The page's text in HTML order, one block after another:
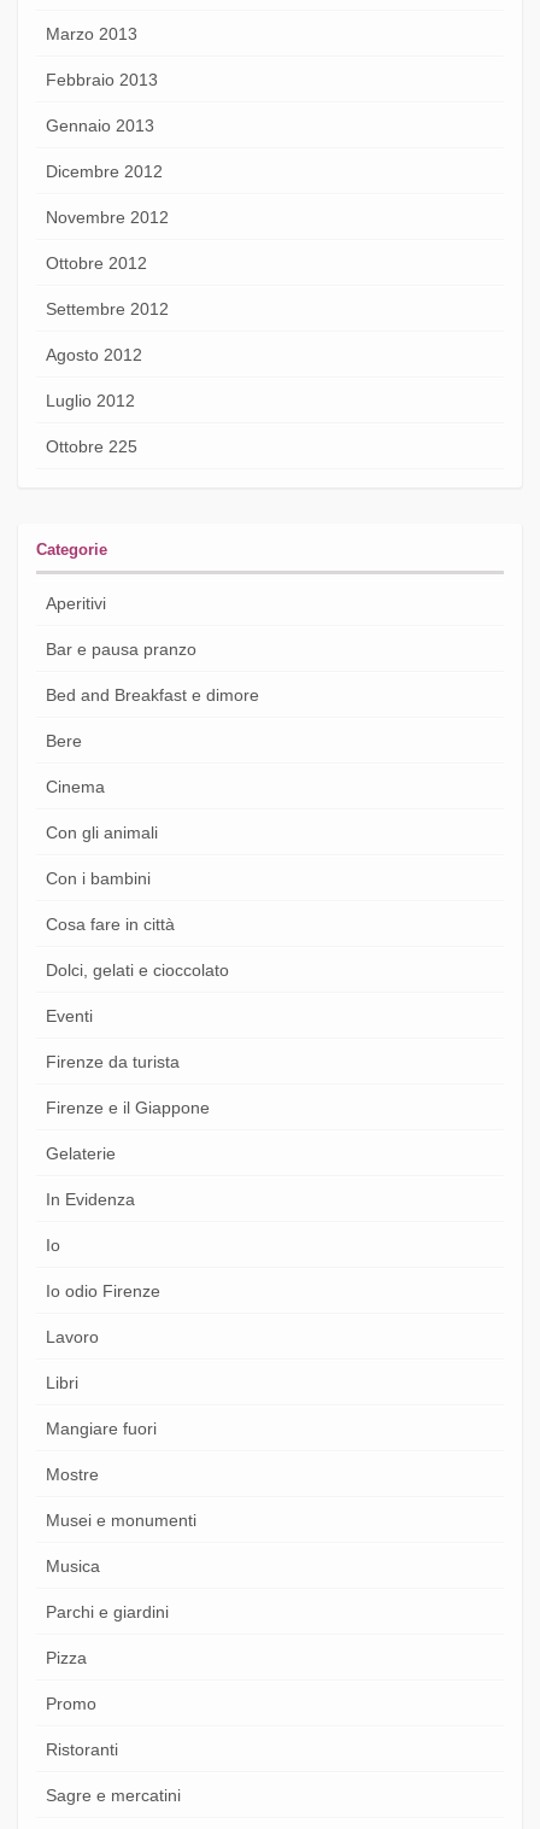
Marzo 2013
Febbraio 2013
Gennaio 2013
Dicembre 2012
Novembre 2012
Ottobre 2012
Settembre 2012
Agosto 2012
Luglio 2012
Ottobre 225
Categorie
Aperitivi
Bar e pausa pranzo
Bed and Breakfast e dimore
Bere
Cinema
Con gli animali
Con i bambini
Cosa fare in città
Dolci, gelati e cioccolato
Eventi
Firenze da turista
Firenze e il Giappone
Gelaterie
In Evidenza
Io
Io odio Firenze
Lavoro
Libri
Mangiare fuori
Mostre
Musei e monumenti
Musica
Parchi e giardini
Pizza
Promo
Ristoranti
Sagre e mercatini